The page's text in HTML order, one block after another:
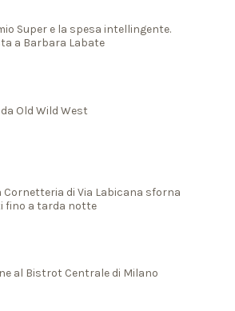
Super e la spesa intellingente.
a Barbara Labate
Old Wild West
Cornetteria di Via Labicana sforna
fino a tarda notte
al Bistrot Centrale di Milano